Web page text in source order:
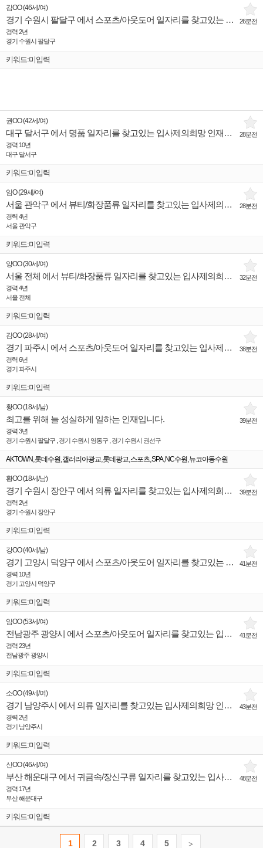
26분전
김OO(46세 /여)
경기 수원시 팔달구 에서 스포츠/아웃도어 일자리를 찾고있는 입사제의희망 인재입니다.
경력 2년
경기 수원시 팔달구
키워드:미입력
28분전
권OO(42세 /여)
대구 달서구 에서 명품 일자리를 찾고있는 입사제의희망 인재입니다.
경력 10년
대구 달서구
키워드:미입력
28분전
임O(29세 /여)
서울 관악구 에서 뷰티/화장품류 일자리를 찾고있는 입사제의희망 인재입니다.
경력 4년
서울 관악구
키워드:미입력
32분전
양OO(30세 /여)
서울 전체 에서 뷰티/화장품류 일자리를 찾고있는 입사제의희망 인재입니다.
경력 4년
서울 전체
키워드:미입력
38분전
김OO(28세 /여)
경기 파주시 에서 스포츠/아웃도어 일자리를 찾고있는 입사제의희망 인재입니다.
경력 6년
경기 파주시
키워드:미입력
39분전
황OO(18세 /남)
최고를 위해 늘 성실하게 일하는 인재입니다.
경력 3년
경기 수원시 팔달구 , 경기 수원시 영통구 , 경기 수원시 권선구
AKTOWN,롯데수원,갤러리아광교,롯데광교,스포츠,SPA,NC수원,뉴코아동수원
39분전
황OO(18세 /남)
경기 수원시 장안구 에서 의류 일자리를 찾고있는 입사제의희망 인재입니다.
경력 2년
경기 수원시 장안구
키워드:미입력
41분전
강OO(40세 /남)
경기 고양시 덕양구 에서 스포츠/아웃도어 일자리를 찾고있는 입사제의희망 인재입니다.
경력 10년
경기 고양시 덕양구
키워드:미입력
41분전
임OO(53세 /여)
전남광주 광양시 에서 스포츠/아웃도어 일자리를 찾고있는 입사제의희망 인재입니다.
경력 23년
전남광주 광양시
키워드:미입력
43분전
소OO(49세 /여)
경기 남양주시 에서 의류 일자리를 찾고있는 입사제의희망 인재입니다.
경력 2년
경기 남양주시
키워드:미입력
48분전
신OO(46세 /여)
부산 해운대구 에서 귀금속/장신구류 일자리를 찾고있는 입사제의희망 인재입니다.
경력 17년
부산 해운대구
키워드:미입력
1 2 3 4 5 >